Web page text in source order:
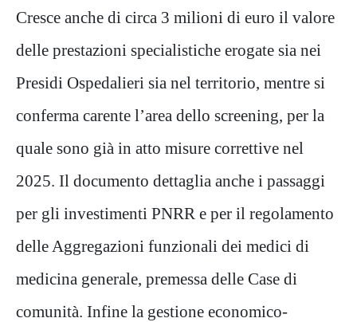
Cresce anche di circa 3 milioni di euro il valore
delle prestazioni specialistiche erogate sia nei
Presidi Ospedalieri sia nel territorio, mentre si
conferma carente l’area dello screening, per la
quale sono già in atto misure correttive nel
2025. Il documento dettaglia anche i passaggi
per gli investimenti PNRR e per il regolamento
delle Aggregazioni funzionali dei medici di
medicina generale, premessa delle Case di
comunità. Infine la gestione economico-